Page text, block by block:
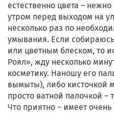
естественно цвета –
утром перед выходом на
несколько раз по
умывания. Если
или цветным блеском, то
Роял», жду несколько
косметику. Наношу его
вымыты), либо кисточкой
просто ватной палочкой –
Что приятно – имеет